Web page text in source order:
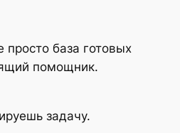
просто база готовых
помощник.
задачу.